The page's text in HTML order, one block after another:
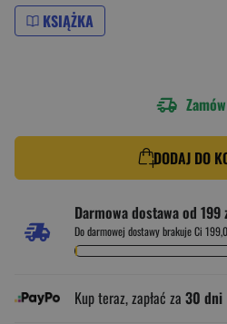
KSIĄŻKA
DODAJ DO
Darmowa dostawa od 199
Do darmowej dostawy brakuje Ci
Kup teraz, zapłać za 30 dni